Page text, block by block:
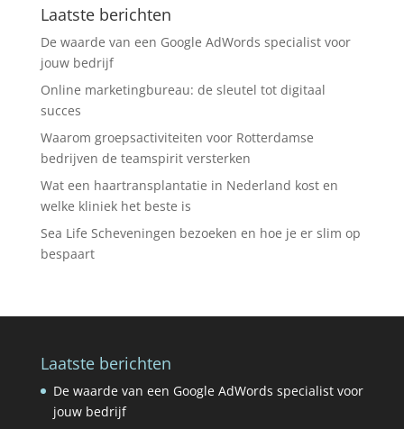
Laatste berichten
De waarde van een Google AdWords specialist voor
jouw bedrijf
Online marketingbureau: de sleutel tot digitaal
succes
Waarom groepsactiviteiten voor Rotterdamse
bedrijven de teamspirit versterken
Wat een haartransplantatie in Nederland kost en
welke kliniek het beste is
Sea Life Scheveningen bezoeken en hoe je er slim op
bespaart
Laatste berichten
De waarde van een Google AdWords specialist voor
jouw bedrijf